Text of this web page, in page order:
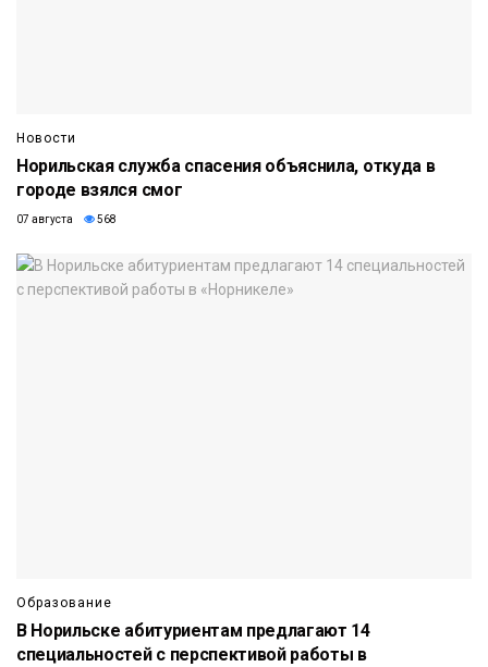
Новости
Норильская служба спасения объяснила, откуда в
городе взялся смог
07 августа 568
Образование
В Норильске абитуриентам предлагают 14
специальностей с перспективой работы в